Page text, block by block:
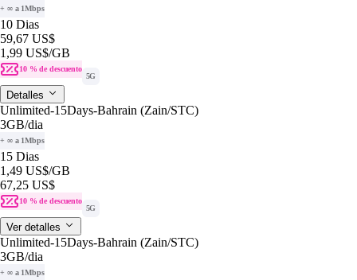
+ ∞ a 1Mbps
10 Dias
59,67 US$
1,99 US$/GB
10 % de descuento
5G
Detalles
Unlimited-15Days-Bahrain (Zain/STC)
3GB/dia
+ ∞ a 1Mbps
15 Dias
1,49 US$/GB
67,25 US$
10 % de descuento
5G
Ver detalles
Unlimited-15Days-Bahrain (Zain/STC)
3GB/dia
+ ∞ a 1Mbps